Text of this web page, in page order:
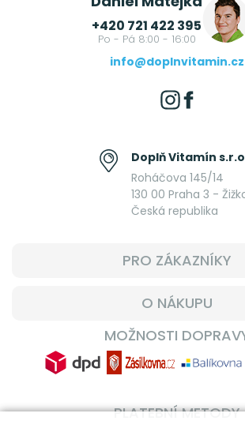
+420 721 422 395
Po - Pá 8:00 - 16:00
info@doplnvitamin.cz
Doplň Vitamín s.r.o
Roháčova 145/14
130 00 Praha 3 -
Česká republika
PRO ZÁKAZNÍKY
O NÁKUPU
MOŽNOSTI
PLATEBNÍ METODY